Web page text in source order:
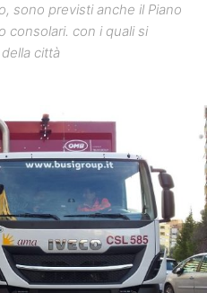
sono previsti anche il Piano
consolari. con i quali si
città